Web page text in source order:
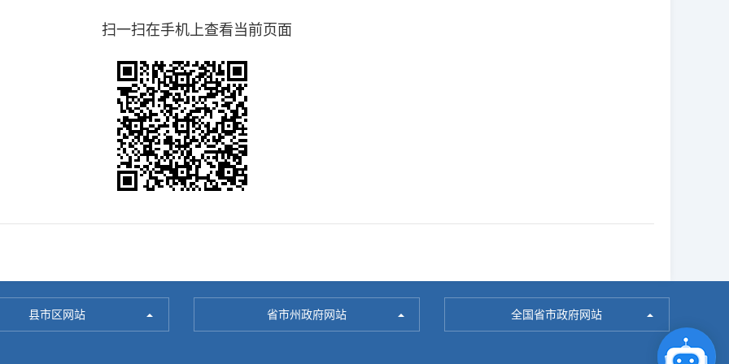
扫一扫在手机上查看当前页面
县市区网站 省市州政府网站 全国省市政府网站